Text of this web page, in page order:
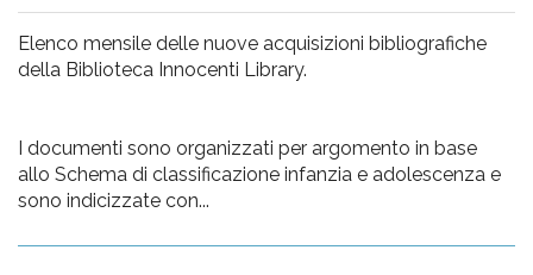
Elenco mensile delle nuove acquisizioni bibliografiche
della Biblioteca Innocenti Library.
I documenti sono organizzati per argomento in base
allo Schema di classificazione infanzia e adolescenza e
sono indicizzate con...